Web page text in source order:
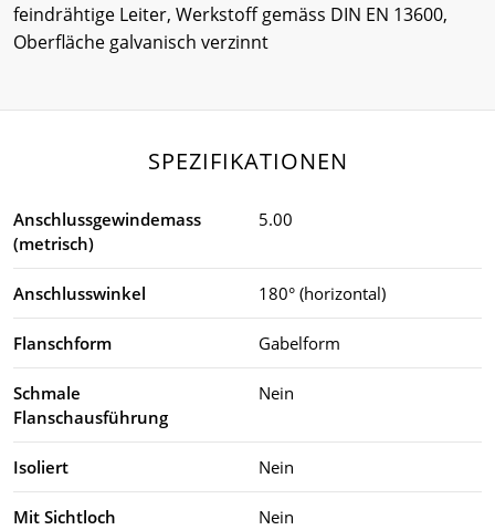
feindrähtige Leiter, Werkstoff gemäss DIN EN 13600,
Oberfläche galvanisch verzinnt
SPEZIFIKATIONEN
Anschlussgewindemass
(metrisch)
5.00
Anschlusswinkel 180° (horizontal)
Flanschform Gabelform
Schmale
Flanschausführung
Nein
Isoliert Nein
Mit Sichtloch Nein